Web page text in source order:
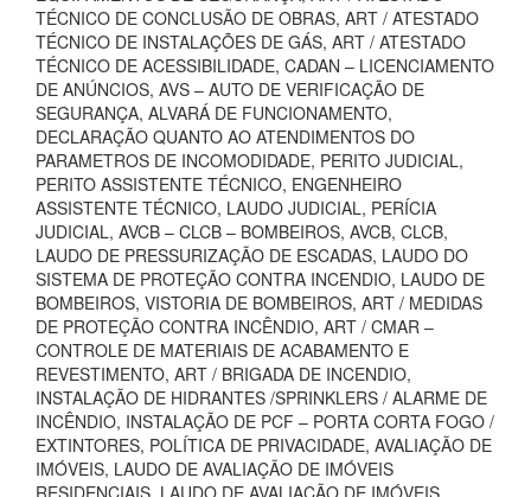
TÉCNICO DE CONCLUSÃO DE OBRAS, ART / ATESTADO
TÉCNICO DE INSTALAÇÕES DE GÁS, ART / ATESTADO
TÉCNICO DE ACESSIBILIDADE, CADAN – LICENCIAMENTO
DE ANÚNCIOS, AVS – AUTO DE VERIFICAÇÃO DE
SEGURANÇA, ALVARÁ DE FUNCIONAMENTO,
DECLARAÇÃO QUANTO AO ATENDIMENTOS DO
PARAMETROS DE INCOMODIDADE, PERITO JUDICIAL,
PERITO ASSISTENTE TÉCNICO, ENGENHEIRO
ASSISTENTE TÉCNICO, LAUDO JUDICIAL, PERÍCIA
JUDICIAL, AVCB – CLCB – BOMBEIROS, AVCB, CLCB,
LAUDO DE PRESSURIZAÇÃO DE ESCADAS, LAUDO DO
SISTEMA DE PROTEÇÃO CONTRA INCENDIO, LAUDO DE
BOMBEIROS, VISTORIA DE BOMBEIROS, ART / MEDIDAS
DE PROTEÇÃO CONTRA INCÊNDIO, ART / CMAR –
CONTROLE DE MATERIAIS DE ACABAMENTO E
REVESTIMENTO, ART / BRIGADA DE INCENDIO,
INSTALAÇÃO DE HIDRANTES /SPRINKLERS / ALARME DE
INCÊNDIO, INSTALAÇÃO DE PCF – PORTA CORTA FOGO /
EXTINTORES, POLÍTICA DE PRIVACIDADE, AVALIAÇÃO DE
IMÓVEIS, LAUDO DE AVALIAÇÃO DE IMÓVEIS